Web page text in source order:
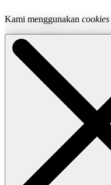
Kami menggunakan cookies